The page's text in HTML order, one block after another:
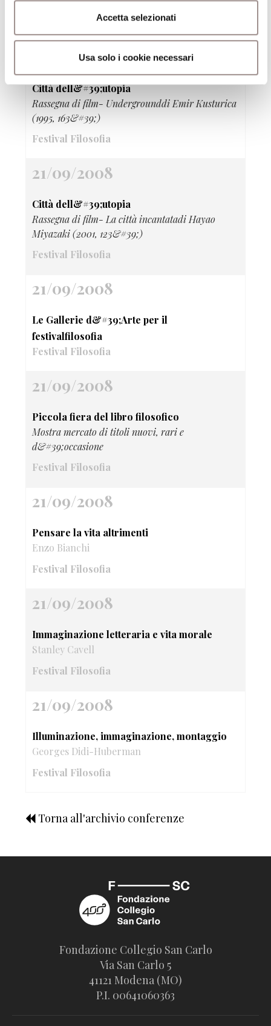
Accetta selezionati
Usa solo i cookie necessari
Festival Filosofia
21/09/2008
Città dell&#39;utopia
Rassegna di film- Undergrounddi Emir Kusturica
(1995, 163&#39;)
Festival Filosofia
21/09/2008
Città dell&#39;utopia
Rassegna di film- La città incantatadi Hayao
Miyazaki (2001, 123&#39;)
Festival Filosofia
21/09/2008
Le Gallerie d&#39;Arte per il
festivalfilosofia
Festival Filosofia
21/09/2008
Piccola fiera del libro filosofico
Mostra mercato di titoli nuovi, rari e
d&#39;occasione
Festival Filosofia
21/09/2008
Pensare la vita altrimenti
Enzo Bianchi
Festival Filosofia
21/09/2008
Immaginazione letteraria e vita morale
Stanley Cavell
Festival Filosofia
21/09/2008
Illuminazione, immaginazione, montaggio
Georges Didi-Huberman
Festival Filosofia
Torna all'archivio conferenze
Fondazione Collegio San Carlo
Via San Carlo 5
41121 Modena (MO)
P.I. 00641060363